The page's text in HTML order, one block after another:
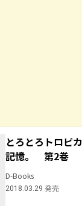
とろとろトロピ
記憶。 第2巻
D-Books
2018.03.29 発売